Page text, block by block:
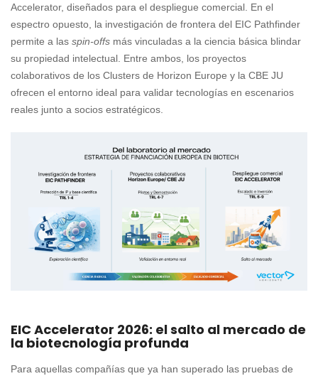
Accelerator, diseñados para el despliegue comercial. En el
espectro opuesto, la investigación de frontera del EIC Pathfinder
permite a las spin-offs más vinculadas a la ciencia básica blindar
su propiedad intelectual. Entre ambos, los proyectos
colaborativos de los Clusters de Horizon Europe y la CBE JU
ofrecen el entorno ideal para validar tecnologías en escenarios
reales junto a socios estratégicos.
EIC Accelerator 2026: el salto al mercado de
la biotecnología profunda
Para aquellas compañías que ya han superado las pruebas de